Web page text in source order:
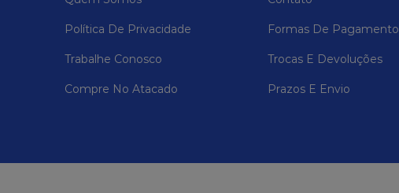
Política De Privacidade
Trabalhe Conosco
Compre No Atacado
Formas De Pagamento
Trocas E Devoluções
Prazos E Envio